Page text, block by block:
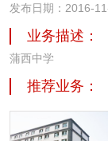
发布日期：2016-
业务描述：
蒲西中学
推荐业务：